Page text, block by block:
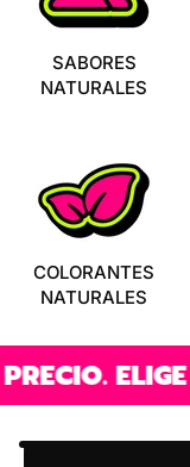
SABORES
NATURALES
COLORANTES
NATURALES
TU PACK.